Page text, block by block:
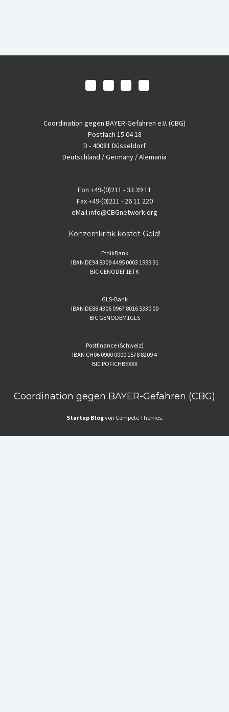
Coordination gegen BAYER-Gefahren e.V. (CBG)
Postfach 15 04 18
D - 40081 Düsseldorf
Deutschland / Germany / Alemania
Fon +49-(0)211 - 33 39 11
Fax+49-(0)211 - 26 11 220
eMailinfo@CBGnetwork.org
Konzernkritik kostet Geld!
EthikBank
IBAN DE94 8309 4495 0003 1999 91
BIC GENODEF1ETK
GLS-Bank
IBAN DE88 4306 0967 8016 5330 00
BIC GENODEM1GLS
Postfinance (Schweiz)
IBAN CH06 0900 0000 1578 8209 4
BIC POFICHBEXXX
Coordination gegen BAYER-Gefahren (CBG)
Startup Blogvon Compete Themes.